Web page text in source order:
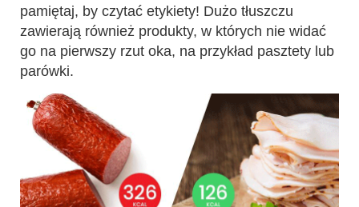
pamiętaj, by czytać etykiety! Dużo tłuszczu
zawierają również produkty, w których nie widać
go na pierwszy rzut oka, na przykład pasztety lub
parówki.